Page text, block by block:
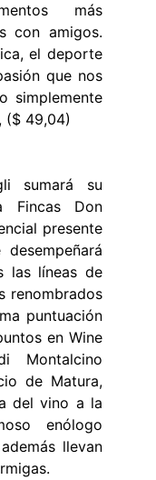
más
con amigos.
el deporte
que nos
simplemente
($ 49,04)
sumará su
Fincas Don
presente
las líneas de
renombrados
puntuación
en Wine
Montalcino
de Matura,
del vino a la
enólogo
llevan